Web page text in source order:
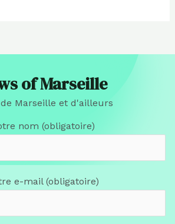
of Marseille
Marseille et d'ailleurs
nom (obligatoire)
e-mail (obligatoire)